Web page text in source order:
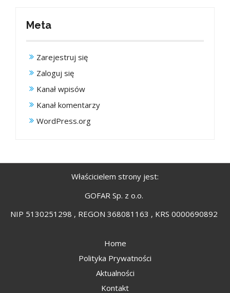
Meta
Zarejestruj się
Zaloguj się
Kanał wpisów
Kanał komentarzy
WordPress.org
Właścicielem strony jest:
GOFAR Sp. z o.o.
NIP 5130251298 , REGON 368081163 , KRS 0000690892
Home
Polityka Prywatności
Aktualności
Kontakt